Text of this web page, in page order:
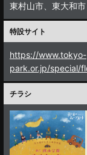
東村山市、東大和市
特設サイト
https://www.tokyo-
park.or.jp/special/
チラシ